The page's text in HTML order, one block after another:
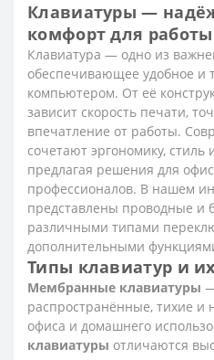
Клавиатуры —
комфорт для
Клавиатура — одно из
обеспечивающее удобное и
компьютером. От её
зависит скорость печати,
впечатление от работы.
сочетают эргономику, стиль
предлагая решения для
профессионалов. В нашем
представлены проводные и
различными типами
дополнительными
Типы клавиатур и
Мембранные клавиатуры
распространённые, тихие и
офиса и домашнего
клавиатуры отличаются